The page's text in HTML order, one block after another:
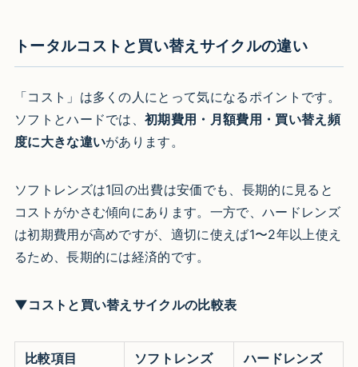
トータルコストと買い替えサイクルの違い
「コスト」は多くの人にとって気になるポイントです。
ソフトとハードでは、初期費用・月額費用・買い替え頻
度に大きな違いがあります。
ソフトレンズは1回の出費は安価でも、長期的に見ると
コストがかさむ傾向にあります。一方で、ハードレンズ
は初期費用が高めですが、適切に使えば1〜2年以上使え
るため、長期的には経済的です。
▼コストと買い替えサイクルの比較表
比較項目
ソフトレンズ
ハードレンズ